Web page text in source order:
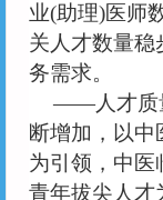
业(助理)医师
关人才数量稳
务需求。
——人才质
断增加，以
为引领，中医
青年拔尖人才